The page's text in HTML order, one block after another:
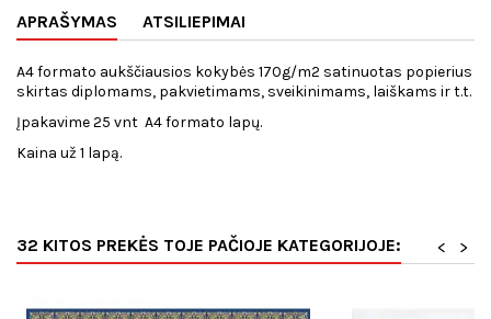
APRAŠYMAS ATSILIEPIMAI
A4 formato aukščiausios kokybės 170g/m2 satinuotas popierius
skirtas diplomams, pakvietimams, sveikinimams, laiškams ir t.t.
Įpakavime 25 vnt A4 formato lapų.
Kaina už 1 lapą.
32 KITOS PREKĖS TOJE PAČIOJE KATEGORIJOJE: >
<